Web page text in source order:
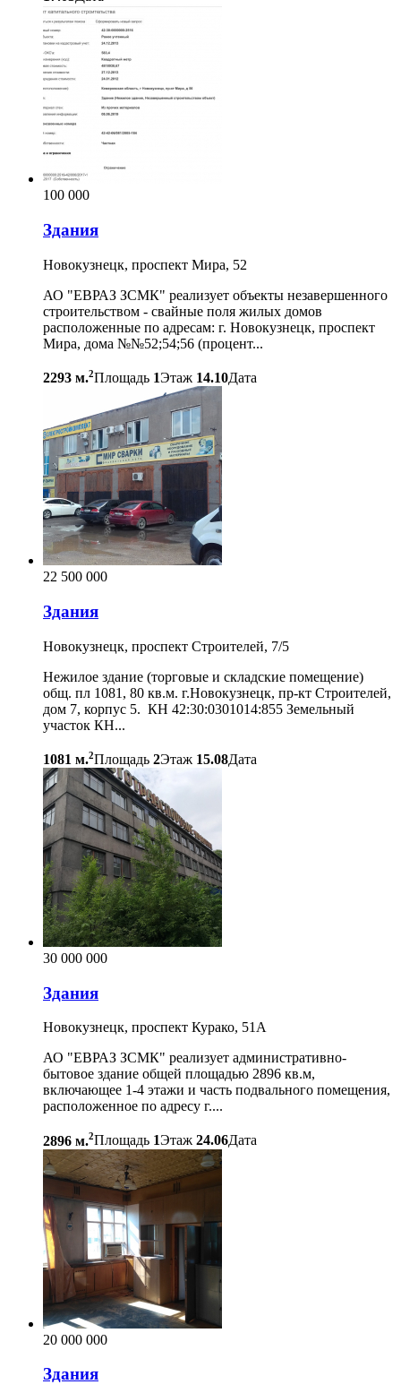
100 000
Здания
Новокузнецк, проспект Мира, 52
АО "ЕВРАЗ ЗСМК" реализует объекты незавершенного
строительством - свайные поля жилых домов
расположенные по адресам: г. Новокузнецк, проспект
Мира, дома №№52;54;56 (процент...
2293 м.2Площадь 1Этаж 14.10Дата
22 500 000
Здания
Новокузнецк, проспект Строителей, 7/5
Нежилое здание (торговые и складские помещение)
общ. пл 1081, 80 кв.м. г.Новокузнецк, пр-кт Строителей,
дом 7, корпус 5. КН 42:30:0301014:855 Земельный
участок КН...
1081 м.2Площадь 2Этаж 15.08Дата
30 000 000
Здания
Новокузнецк, проспект Курако, 51А
АО "ЕВРАЗ ЗСМК" реализует административно-
бытовое здание общей площадью 2896 кв.м,
включающее 1-4 этажи и часть подвального помещения,
расположенное по адресу г....
2896 м.2Площадь 1Этаж 24.06Дата
20 000 000
Здания